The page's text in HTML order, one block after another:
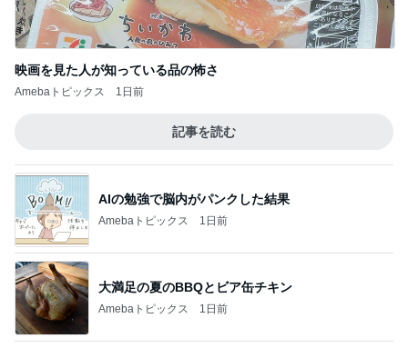
映画を見た人が知っている品の怖さ
Amebaトピックス 1日前
記事を読む
AIの勉強で脳内がパンクした結果
Amebaトピックス 1日前
大満足の夏のBBQとビア缶チキン
Amebaトピックス 1日前